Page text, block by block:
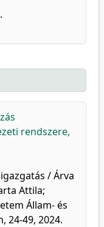
rendszere,
/ Árva
Attila;
Állam- és
24-49, 2024.